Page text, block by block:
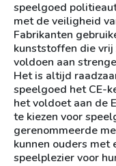
speelgoed
met de veiligheid
Fabrikanten
kunststoffen die
voldoen aan
Het is altijd
speelgoed het CE-
het voldoet aan de
te kiezen voor
gerenommeerde
kunnen ouders met
speelplezier voor